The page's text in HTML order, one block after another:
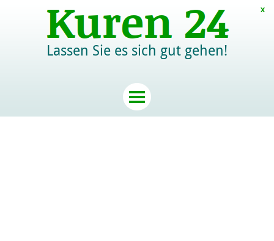
Lassen Sie es sich gut gehen!
x